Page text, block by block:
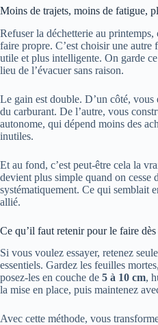
Moins de trajets, moins de fatigue,
Refuser la déchetterie au printemps,
faire propre. C’est choisir une autre
utile et plus intelligente. On garde
lieu de l’évacuer sans raison.
Le gain est double. D’un côté, vous
du carburant. De l’autre, vous
autonome, qui dépend moins des
inutiles.
Et au fond, c’est peut-être cela la
devient plus simple quand on cesse
systématiquement. Ce qui semblait
allié.
Ce qu’il faut retenir pour le faire
Si vous voulez essayer, retenez
essentiels. Gardez les feuilles
posez-les en couche de 5 à 10 cm,
la mise en place, puis maintenez
Avec cette méthode, vous